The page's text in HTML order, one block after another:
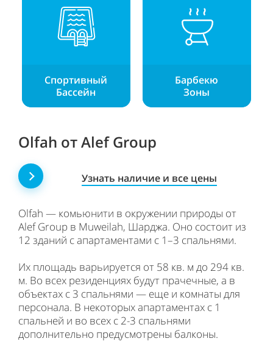
Спортивный
Бассейн
Барбекю
Зоны
Olfah от Alef Group
Узнать наличие и все цены
Olfah — комьюнити в окружении природы от
Alef Group в Muweilah, Шарджа. Оно состоит из
12 зданий с апартаментами с 1–3 спальнями.
Их площадь варьируется от 58 кв. м до 294 кв.
м. Во всех резиденциях будут прачечные, а в
объектах с 3 спальнями — еще и комнаты для
персонала. В некоторых апартаментах с 1
спальней и во всех с 2-3 спальнями
дополнительно предусмотрены балконы.